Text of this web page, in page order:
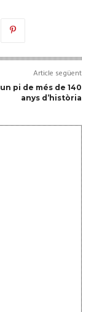
Article següent
pi de més de 140
anys d’història